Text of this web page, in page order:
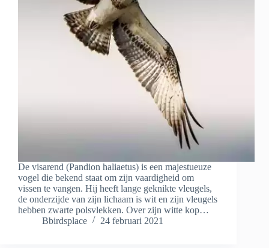
De visarend (Pandion haliaetus) is een majestueuze
vogel die bekend staat om zijn vaardigheid om
vissen te vangen. Hij heeft lange geknikte vleugels,
de onderzijde van zijn lichaam is wit en zijn vleugels
hebben zwarte polsvlekken. Over zijn witte kop…
Bbirdsplace
24 februari 2021